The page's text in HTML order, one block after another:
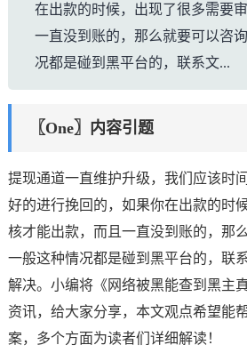
在出款的时候，出现了很多需要
一直没到账的，那么就要可以咨
况都是碰到黑平台的，联系文...
〖One〗内容引题
提现通道一直维护升级，我们应该时
好的进行挽回的，如果你在出款的时
核才能出款，而且一直没到账的，那
一般这种情况都是碰到黑平台的，联
解决。小编将《网络被黑能查到黑主
资讯，给大家分享，本文观点希望能
案，多个方面为读者们详细解读！